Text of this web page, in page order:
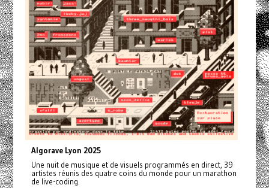
Algorave Lyon 2025
Une nuit de musique et de visuels programmés en direct, 39
artistes réunis des quatre coins du monde pour un marathon
de live-coding.